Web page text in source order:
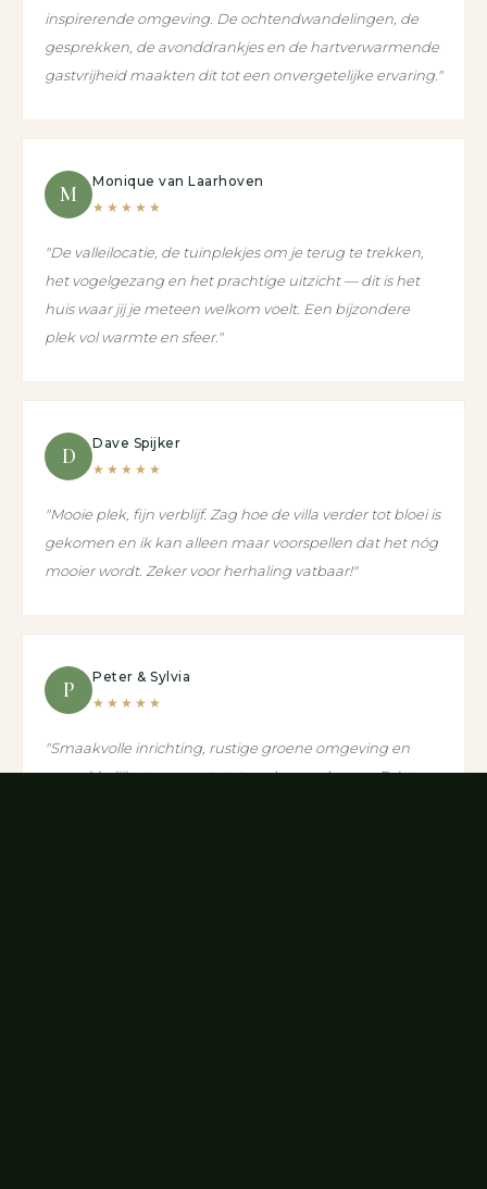
inspirerende omgeving. De ochtendwandelingen, de
gesprekken, de avonddrankjes en de hartverwarmende
gastvrijheid maakten dit tot een onvergetelijke ervaring."
M
Monique van Laarhoven
★★★★★
"De valleilocatie, de tuinplekjes om je terug te trekken,
het vogelgezang en het prachtige uitzicht — dit is het
huis waar jij je meteen welkom voelt. Een bijzondere
plek vol warmte en sfeer."
D
Dave Spijker
★★★★★
"Mooie plek, fijn verblijf. Zag hoe de villa verder tot bloei is
gekomen en ik kan alleen maar voorspellen dat het nóg
mooier wordt. Zeker voor herhaling vatbaar!"
P
Peter & Sylvia
★★★★★
"Smaakvolle inrichting, rustige groene omgeving en
gemakkelijke toegang tot stranden en dorpen. Echt een